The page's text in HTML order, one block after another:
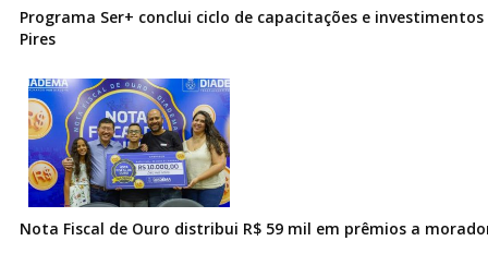
Programa Ser+ conclui ciclo de capacitações e
Pires
Nota Fiscal de Ouro distribui R$ 59 mil em prêmios a